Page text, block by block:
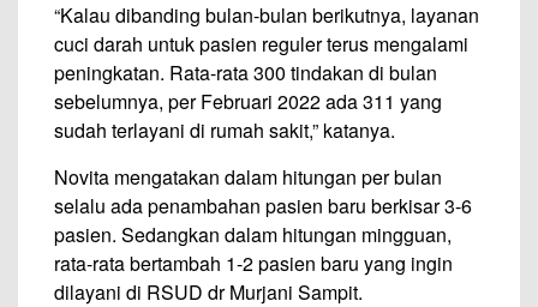
“Kalau dibanding bulan-bulan berikutnya, layanan
cuci darah untuk pasien reguler terus mengalami
peningkatan. Rata-rata 300 tindakan di bulan
sebelumnya, per Februari 2022 ada 311 yang
sudah terlayani di rumah sakit,” katanya.
Novita mengatakan dalam hitungan per bulan
selalu ada penambahan pasien baru berkisar 3-6
pasien. Sedangkan dalam hitungan mingguan,
rata-rata bertambah 1-2 pasien baru yang ingin
dilayani di RSUD dr Murjani Sampit.